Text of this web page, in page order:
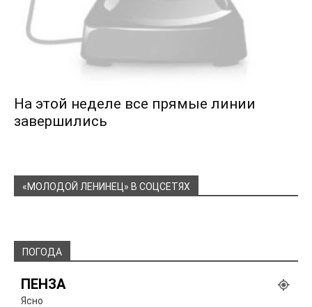
На этой неделе все прямые линии
завершились
«МОЛОДОЙ ЛЕНИНЕЦ» В СОЦСЕТЯХ
ПОГОДА
ПЕНЗА
Ясно